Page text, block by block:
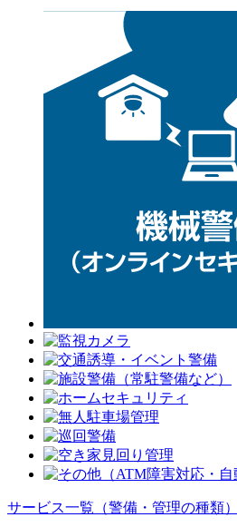
サービス一覧 （警備・管理の種類）